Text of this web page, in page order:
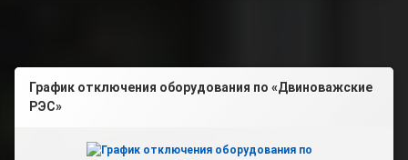
График отключения оборудования по «Двиноважские
РЭС»